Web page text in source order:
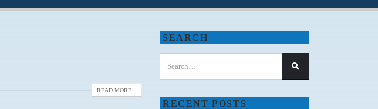
READ MORE...
SEARCH
RECENT POSTS